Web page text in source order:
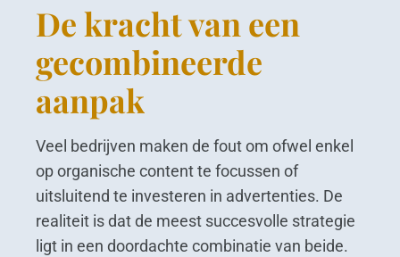
De kracht van een
gecombineerde
aanpak
Veel bedrijven maken de fout om ofwel enkel
op organische content te focussen of
uitsluitend te investeren in advertenties. De
realiteit is dat de meest succesvolle strategie
ligt in een doordachte combinatie van beide.